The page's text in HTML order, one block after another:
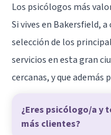
Los psicólogos más
Si vives en Bakersfield,
selección de los
servicios en esta gran
cercanas, y que además
¿Eres psicólogo/a y
más clientes?